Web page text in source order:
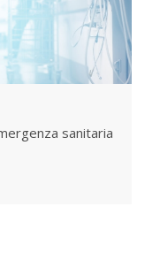
sanitaria